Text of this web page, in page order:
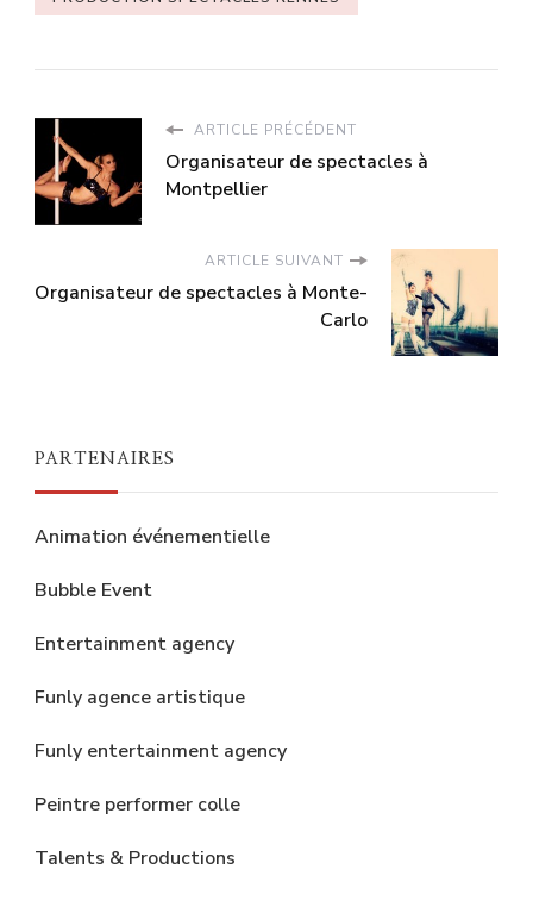
ARTICLE PRÉCÉDENT
Organisateur de spectacles à
Montpellier
ARTICLE SUIVANT
Organisateur de spectacles à Monte-
Carlo
PARTENAIRES
Animation événementielle
Bubble Event
Entertainment agency
Funly agence artistique
Funly entertainment agency
Peintre performer colle
Talents & Productions